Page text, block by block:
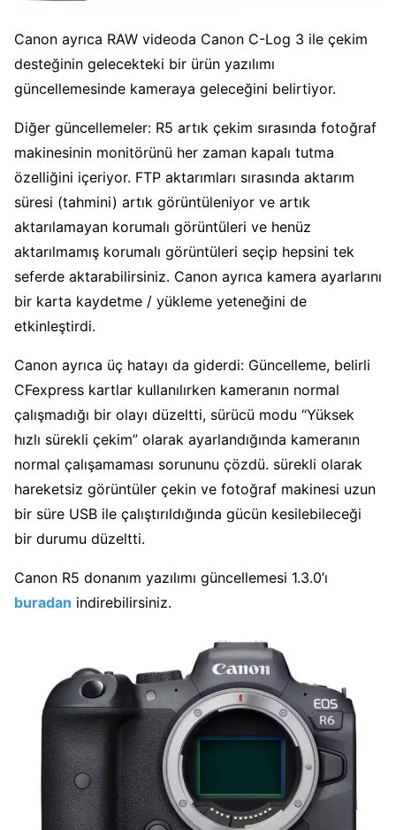
Canon ayrıca RAW videoda Canon C-Log 3 ile çekim
desteğinin gelecekteki bir ürün yazılımı
güncellemesinde kameraya geleceğini belirtiyor.
Diğer güncellemeler: R5 artık çekim sırasında fotoğraf
makinesinin monitörünü her zaman kapalı tutma
özelliğini içeriyor. FTP aktarımları sırasında aktarım
süresi (tahmini) artık görüntüleniyor ve artık
aktarılamayan korumalı görüntüleri ve henüz
aktarılmamış korumalı görüntüleri seçip hepsini tek
seferde aktarabilirsiniz. Canon ayrıca kamera ayarlarını
bir karta kaydetme / yükleme yeteneğini de
etkinleştirdi.
Canon ayrıca üç hatayı da giderdi: Güncelleme, belirli
CFexpress kartlar kullanılırken kameranın normal
çalışmadığı bir olayı düzeltti, sürücü modu “Yüksek
hızlı sürekli çekim” olarak ayarlandığında kameranın
normal çalışamaması sorununu çözdü. sürekli olarak
hareketsiz görüntüler çekin ve fotoğraf makinesi uzun
bir süre USB ile çalıştırıldığında gücün kesilebileceği
bir durumu düzeltti.
Canon R5 donanım yazılımı güncellemesi 1.3.0’ı
buradan indirebilirsiniz.